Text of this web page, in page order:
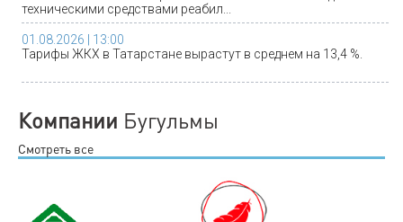
техническими средствами реабил...
01.08.2026 | 13:00
Тарифы ЖКХ в Татарстане вырастут в среднем на 13,4 %.
Компании Бугульмы
Смотреть все